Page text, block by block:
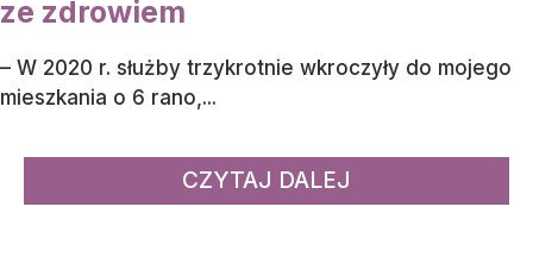
ze zdrowiem
– W 2020 r. służby trzykrotnie wkroczyły do mojego
mieszkania o 6 rano,...
CZYTAJ DALEJ